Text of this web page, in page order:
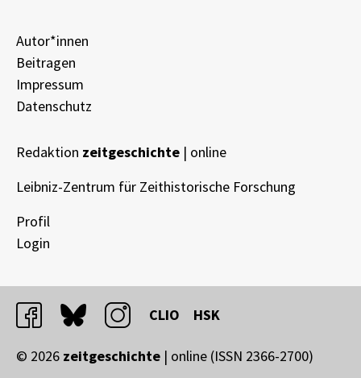
Autor*innen
Beitragen
Impressum
Datenschutz
Redaktion zeitgeschichte | online
Leibniz-Zentrum für Zeithistorische Forschung
Profil
Login
facebookbluesky instagram
CLIO HSK
© 2026 zeitgeschichte | online (ISSN 2366-2700)